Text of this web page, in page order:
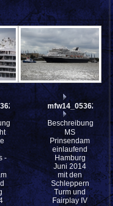
-
mfw14_053621
Beschreibung:
MS
Prinsendam
einlaufend
Hamburg
Juni 2014
mit den
Schleppern
Turm und
Fairplay IV